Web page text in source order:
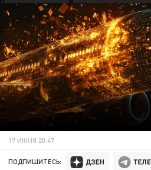
17 ИЮНЯ 20:47
ПОДПИШИТЕСЬ: